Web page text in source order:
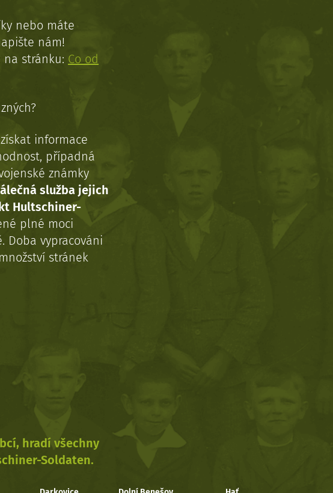
nebo máte
nám!
na stránku: Co od
informace
případná
známky
služba jejich
Hultschiner-
plné moci
Doba vypracováni
stránek
hradí všechny
Soldaten.